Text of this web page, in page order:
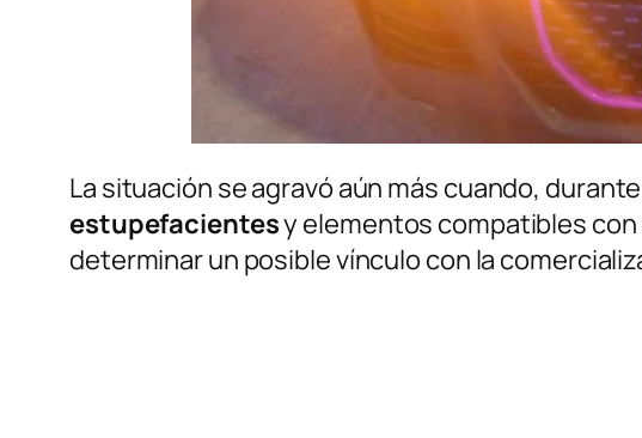
La situación se agravó aún más cuando,
estupefacientesy elementos compatibles
determinar un posible vínculo con la